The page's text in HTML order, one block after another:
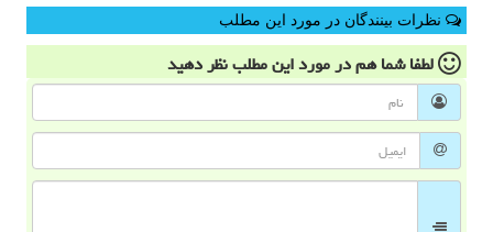
نظرات بینندگان در مورد این مطلب
لطفا شما همدر مورد این مطلبنظر دهید